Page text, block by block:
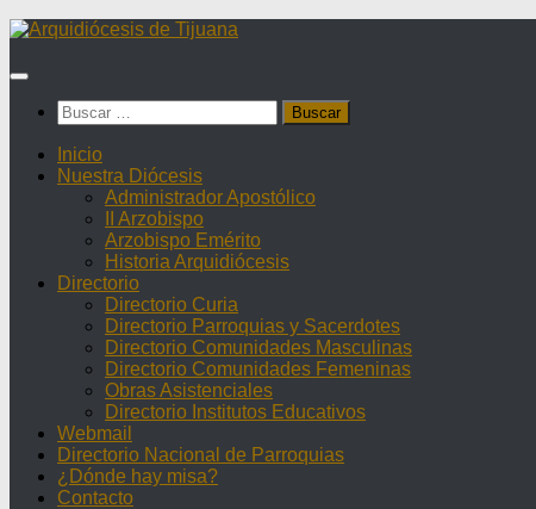
Saltar
contenido
Buscar:
Inicio
Nuestra Diócesis
Administrador Apostólico
II Arzobispo
Arzobispo Emérito
Historia Arquidiócesis
Directorio
Directorio Curia
Directorio Parroquias y Sacerdotes
Directorio Comunidades Masculinas
Directorio Comunidades Femeninas
Obras Asistenciales
Directorio Institutos Educativos
Webmail
Directorio Nacional de Parroquias
¿Dónde hay misa?
Contacto